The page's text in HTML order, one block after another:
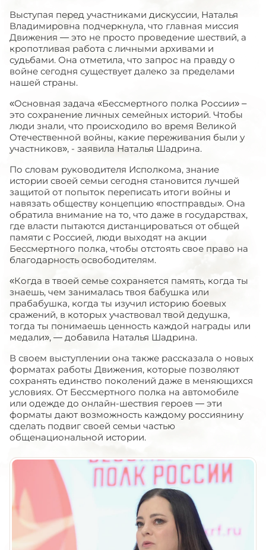
Выступая перед участниками дискуссии, Наталья
Владимировна подчеркнула, что главная миссия
Движения — это не просто проведение шествий, а
кропотливая работа с личными архивами и
судьбами. Она отметила, что запрос на правду о
войне сегодня существует далеко за пределами
нашей страны.
«Основная задача «Бессмертного полка России» –
это сохранение личных семейных историй. Чтобы
люди знали, что происходило во время Великой
Отечественной войны, какие переживания были у
участников», - заявила Наталья Шадрина.
По словам руководителя Исполкома, знание
истории своей семьи сегодня становится лучшей
защитой от попыток переписать итоги войны и
навязать обществу концепцию «постправды». Она
обратила внимание на то, что даже в государствах,
где власти пытаются дистанцироваться от общей
памяти с Россией, люди выходят на акции
Бессмертного полка, чтобы отстоять свое право на
благодарность освободителям.
«Когда в твоей семье сохраняется память, когда ты
знаешь, чем занималась твоя бабушка или
прабабушка, когда ты изучил историю боевых
сражений, в которых участвовал твой дедушка,
тогда ты понимаешь ценность каждой награды или
медали», — добавила Наталья Шадрина.
В своем выступлении она также рассказала о новых
форматах работы Движения, которые позволяют
сохранять единство поколений даже в меняющихся
условиях. От Бессмертного полка на автомобиле
или одежде до онлайн-шествия героев — эти
форматы дают возможность каждому россиянину
сделать подвиг своей семьи частью
общенациональной истории.